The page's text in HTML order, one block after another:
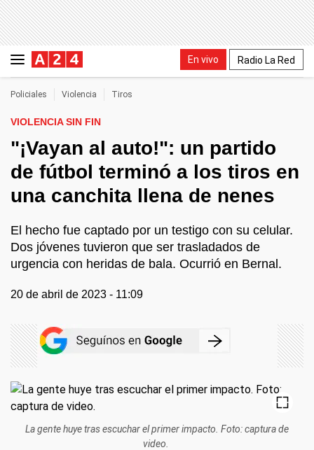
En vivo Radio La Red
Policiales Violencia Tiros
VIOLENCIA SIN FIN
"¡Vayan al auto!": un partido
de fútbol terminó a los tiros en
una canchita llena de nenes
El hecho fue captado por un testigo con su celular.
Dos jóvenes tuvieron que ser trasladados de
urgencia con heridas de bala. Ocurrió en Bernal.
20 de abril de 2023 - 11:09
La gente huye tras escuchar el primer impacto. Foto: captura de
video.